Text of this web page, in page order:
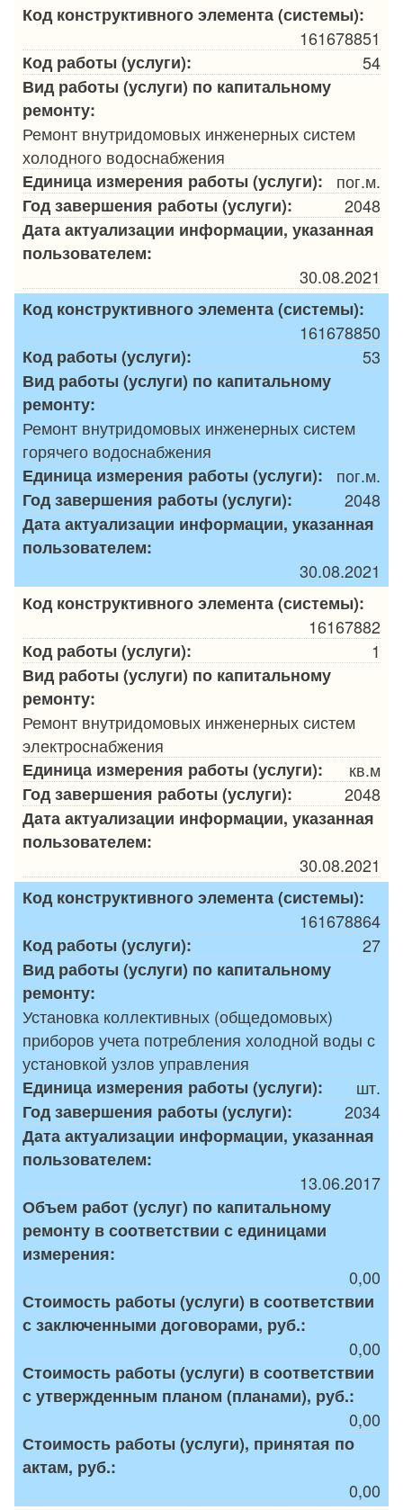
Код конструктивного элемента (системы):
161678851
Код работы (услуги):
54
Вид работы (услуги) по капитальному
ремонту:
Ремонт внутридомовых инженерных систем
холодного водоснабжения
Единица измерения работы (услуги):
пог.м.
Год завершения работы (услуги):
2048
Дата актуализации информации, указанная
пользователем:
30.08.2021
Код конструктивного элемента (системы):
161678850
Код работы (услуги):
53
Вид работы (услуги) по капитальному
ремонту:
Ремонт внутридомовых инженерных систем
горячего водоснабжения
Единица измерения работы (услуги):
пог.м.
Год завершения работы (услуги):
2048
Дата актуализации информации, указанная
пользователем:
30.08.2021
Код конструктивного элемента (системы):
16167882
Код работы (услуги):
1
Вид работы (услуги) по капитальному
ремонту:
Ремонт внутридомовых инженерных систем
электроснабжения
Единица измерения работы (услуги):
кв.м
Год завершения работы (услуги):
2048
Дата актуализации информации, указанная
пользователем:
30.08.2021
Код конструктивного элемента (системы):
161678864
Код работы (услуги):
27
Вид работы (услуги) по капитальному
ремонту:
Установка коллективных (общедомовых)
приборов учета потребления холодной воды с
установкой узлов управления
Единица измерения работы (услуги):
шт.
Год завершения работы (услуги):
2034
Дата актуализации информации, указанная
пользователем:
13.06.2017
Объем работ (услуг) по капитальному
ремонту в соответствии с единицами
измерения:
0,00
Стоимость работы (услуги) в соответствии
с заключенными договорами, руб.:
0,00
Стоимость работы (услуги) в соответствии
с утвержденным планом (планами), руб.:
0,00
Стоимость работы (услуги), принятая по
актам, руб.:
0,00